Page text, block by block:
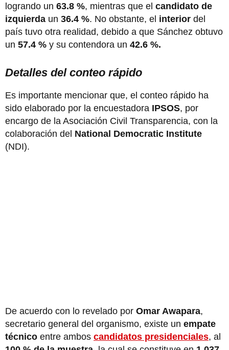
logrando un 63.8 %, mientras que el candidato de
izquierda un 36.4 %. No obstante, el interior del
país tuvo otra realidad, debido a que Sánchez obtuvo
un 57.4 % y su contendora un 42.6 %.
Detalles del conteo rápido
Es importante mencionar que, el conteo rápido ha
sido elaborado por la encuestadora IPSOS, por
encargo de la Asociación Civil Transparencia, con la
colaboración del National Democratic Institute
(NDI).
De acuerdo con lo revelado por Omar Awapara,
secretario general del organismo, existe un empate
técnico entre ambos candidatos presidenciales, al